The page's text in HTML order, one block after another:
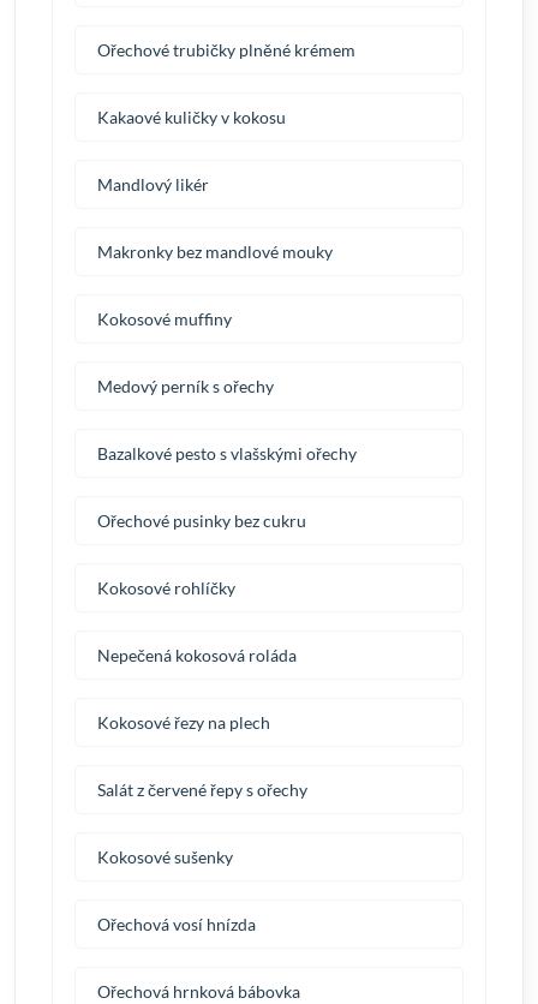
Ořechové trubičky plněné krémem
Kakaové kuličky v kokosu
Mandlový likér
Makronky bez mandlové mouky
Kokosové muffiny
Medový perník s ořechy
Bazalkové pesto s vlašskými ořechy
Ořechové pusinky bez cukru
Kokosové rohlíčky
Nepečená kokosová roláda
Kokosové řezy na plech
Salát z červené řepy s ořechy
Kokosové sušenky
Ořechová vosí hnízda
Ořechová hrnková bábovka